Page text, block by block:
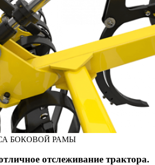
БОКОВОЙ РАМЫ
отслеживание трактора.